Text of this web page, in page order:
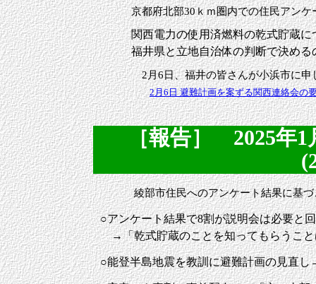
京都府北部30ｋｍ圏内での住民アン
関西電力の使用済燃料の乾式貯蔵に
福井県と立地自治体の判断で決め
2月6日、福井の皆さんが小浜市に申
2月6日 避難計画を案ずる関西連絡会の
［報告］ 2025年
綾部市住民へのアンケート結果に基
○アンケート結果で8割が説明会は必要と
→「乾式貯蔵のことを知ってもらうこと
○能登半島地震を教訓に避難計画の見直